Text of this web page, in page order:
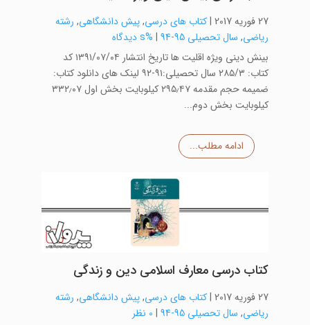
27 فوریه 2017 |کتاب های درسی,پیش دانشگاهی, رشته
ریاضی, سال تحصیلی 95-94 | %s دیدگاه
بینش دینی ویژه اقلیت ها تاریخ انتشار ۱۳۹۱/۰۷/۰۴ کد
کتاب: ۲۸۵/۳ سال تحصیلی:۹۱-۹۲ لینک های دانلود کتاب:
ضمیمه حجم مقدمه ۲۹۵٫۴۷ کیلوبایت بخش اول ۳۳۲٫۰۷
کیلوبایت بخش دوم...
ادامه مطلب...
کتاب درسی معارف اسلامی دین و زندگی
27 فوریه 2017 |کتاب های درسی,پیش دانشگاهی, رشته
ریاضی, سال تحصیلی 95-94 | 0 نظر